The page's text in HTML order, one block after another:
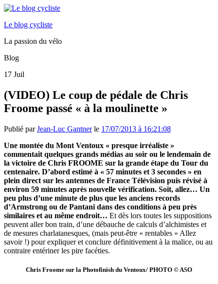
Le blog cycliste
La passion du vélo
Blog
17 Juil
(VIDEO) Le coup de pédale de Chris
Froome passé « à la moulinette »
Publié parJean-Luc Gantnerle 17/07/2013 à 16:21:08
Une montée du Mont Ventoux « presque irréaliste »
commentait quelques grands médias au soir ou le lendemain de
la victoire de Chris FROOME sur la grande étape du Tour du
centenaire. D’abord estimé à « 57 minutes et 3 secondes » en
plein direct sur les antennes de France Télévision puis révisé à
environ 59 minutes après nouvelle vérification. Soit, allez… Un
peu plus d’une minute de plus que les anciens records
d’Armstrong ou de Pantani dans des conditions à peu près
similaires et au même endroit… Et dès lors toutes les suppositions
peuvent aller bon train, d’une débauche de calculs d’alchimistes et
de mesures charlatanesques, (mais peut-être « rentables » Allez
savoir !) pour expliquer et conclure définitivement à la malice, ou au
contraire entériner les pire facéties.
Chris Froome sur la Photofinish du Ventoux/ PHOTO © ASO